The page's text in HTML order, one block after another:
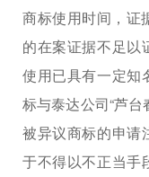
商标使用时间，证
的在案证据不足以
使用已具有一定知
标与泰达公司“芦台
被异议商标的申请
于不得以不正当手